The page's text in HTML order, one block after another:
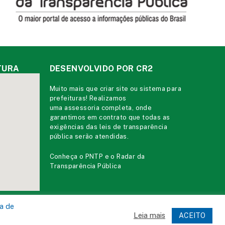
DESENVOLVIDO POR CR2
Muito mais que criar site ousistema para
prefeituras! Realizamos
uma assessoria completa, onde
garantimos em contrato que todas as
exigências das leis de transparência
pública serão atendidas.
Conheça o PNTP e o Radar da
Transparência Pública
de
Leia mais ACEITO